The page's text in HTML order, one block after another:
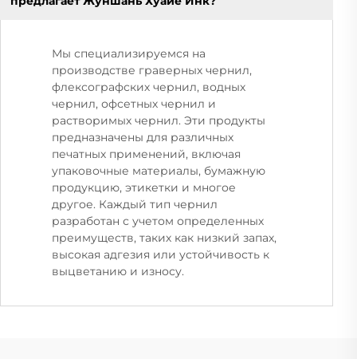
Мы специализируемся на
производстве граверных чернил,
флексографских чернил, водных
чернил, офсетных чернил и
растворимых чернил. Эти продукты
предназначены для различных
печатных применений, включая
упаковочные материалы, бумажную
продукцию, этикетки и многое
другое. Каждый тип чернил
разработан с учетом определенных
преимуществ, таких как низкий запах,
высокая адгезия или устойчивость к
выцветанию и износу.